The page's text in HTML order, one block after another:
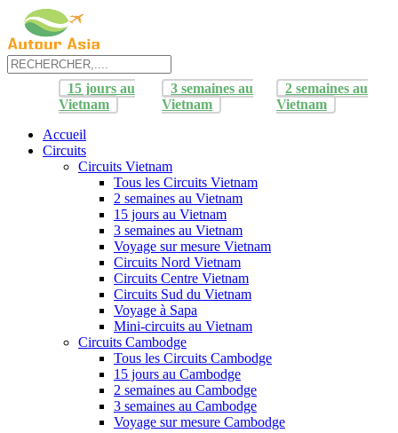
15 jours au
Vietnam
3 semaines au
Vietnam
2 semaines au
Vietnam
Accueil
Circuits
Circuits Vietnam
Tous les Circuits Vietnam
2 semaines au Vietnam
15 jours au Vietnam
3 semaines au Vietnam
Voyage sur mesure Vietnam
Circuits Nord Vietnam
Circuits Centre Vietnam
Circuits Sud du Vietnam
Voyage à Sapa
Mini-circuits au Vietnam
Circuits Cambodge
Tous les Circuits Cambodge
15 jours au Cambodge
2 semaines au Cambodge
3 semaines au Cambodge
Voyage sur mesure Cambodge